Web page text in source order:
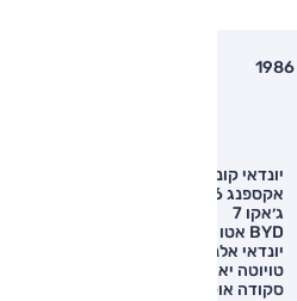
יונדאי קונה
אקספנג G6
ג׳אקו 7
BYD אטו 3
יונדאי אלנטרה
טויוטה יאריס קרוס
סקודה אוקטביה